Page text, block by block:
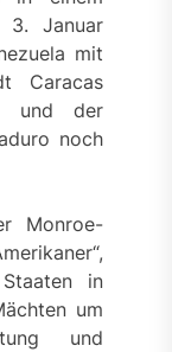
3. Januar
mit
Caracas
und der
noch
Monroe-
in
um
und